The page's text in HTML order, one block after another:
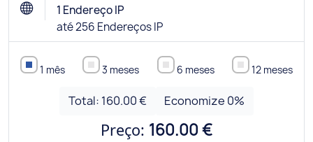
1 Endereço IP
até 256 Endereços IP
1 mês 3 meses 6 meses 12 meses
Total: 160.00 € Economize 0%
Preço: 160.00 €